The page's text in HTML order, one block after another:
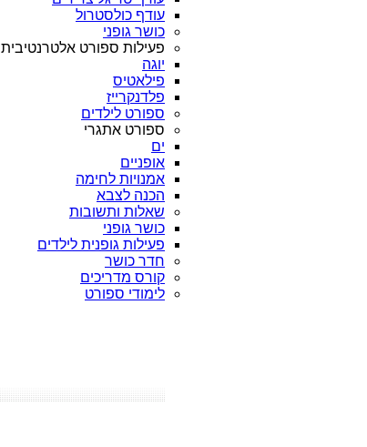
עודף כולסטרול
כושר גופני
פעילות ספורט אלטרנטיבית
יוגה
פילאטיס
פלדנקרייז
ספורט לילדים
ספורט אתגרי
ים
אופניים
אמנויות לחימה
הכנה לצבא
שאלות ותשובות
כושר גופני
פעילות גופנית לילדים
חדר כושר
קורס מדריכים
לימודי ספורט